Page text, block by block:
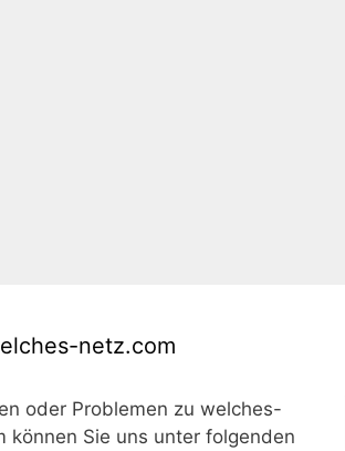
netz.com
oder Problemen zu welches-
können Sie uns unter folgenden